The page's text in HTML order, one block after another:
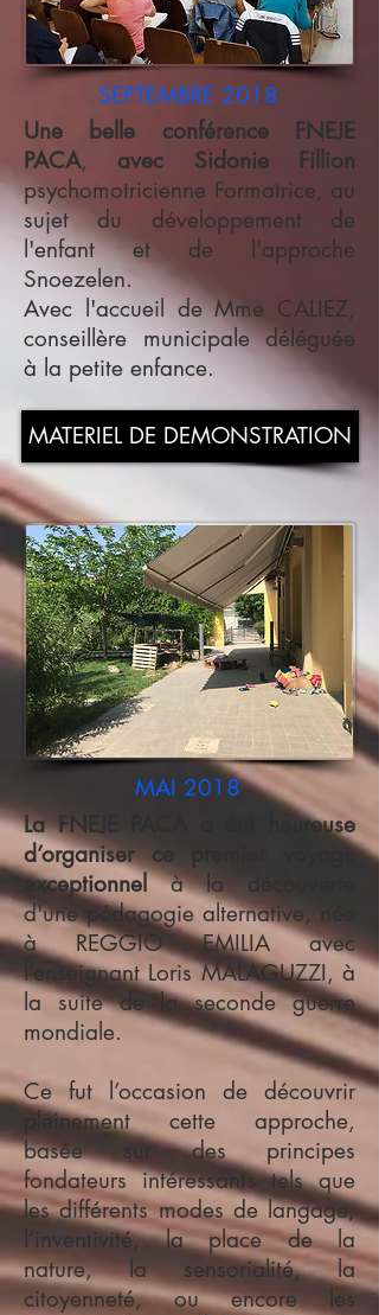
SEPTEMBRE 2018
Une belle conférenceFNEJE
PACA, avec Sidonie Fillion
psychomotricienne Formatrice, au
sujet du développement de
l'enfant et de l'approche
Snoezelen.
Avec l'accueil de Mme CALIEZ,
conseillère municipale déléguée
à la petite enfance.
MATERIEL DE DEMONSTRATION
MAI 2018
La FNEJE PACA a été heureuse
d’organiser ce premier voyage
exceptionnelà la découverte
d'une pédagogie alternative, née
à REGGIO EMILIA avec
l’enseignant Loris MALAGUZZI, à
la suite de la seconde guerre
mondiale.
Ce fut l’occasion de découvrir
pleinement cette approche,
basée sur des principes
fondateurs intéressants tels que
les différents modes de langage,
l’inventivité, la place de la
nature, la sensorialité, la
citoyenneté, ou encore les